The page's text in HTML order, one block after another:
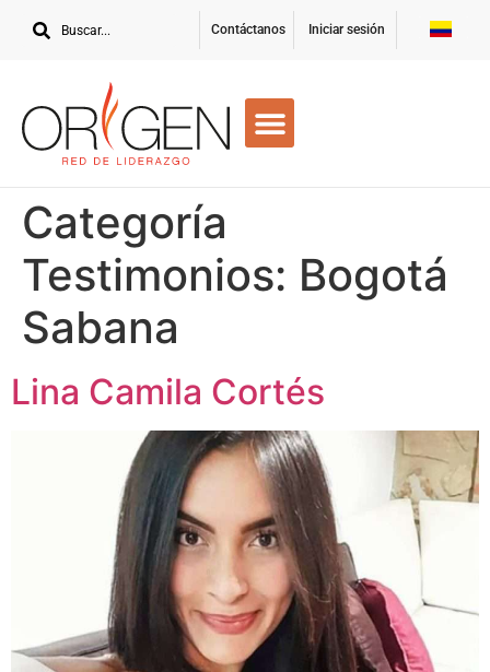
Contáctanos Iniciar sesión
Categoría
Testimonios: Bogotá
Sabana
Lina Camila Cortés